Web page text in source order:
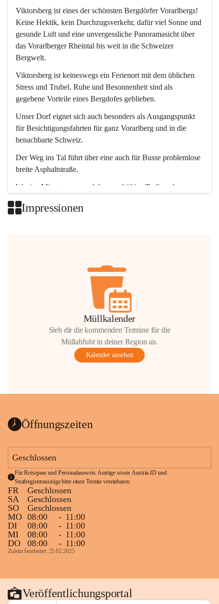
Viktorsberg ist eines der schönsten Bergdörfer Vorarlbergs!
Keine Hektik, kein Durchzugsverkehr, dafür viel Sonne und
gesunde Luft und eine unvergessliche Panoramasicht über
das Vorarlberger Rheintal bis weit in die Schweizer
Bergwelt.
Viktorsberg ist keineswegs ein Ferienort mit dem üblichen
Stress und Trubel. Ruhe und Besonnenheit sind als
gegebene Vorteile eines Bergdofes geblieben.
Unser Dorf eignet sich auch besonders als Ausgangspunkt
für Besichtigungsfahrten für ganz Vorarlberg und in die
benachbarte Schweiz.
Der Weg ins Tal führt über eine auch für Busse problemlose
breite Asphaltstraße.
Wenige Minuten nur, und das geschäftige Treiben der
Impressionen
Müllkalender
Sieh dir die kommenden Termine für die
Müllabfuhr in deiner Region an.
Kalender ansehen
Öffnungszeiten
Geschlossen
Für Reisepass und Personalausweis Anträge sowie Austria-ID und
Strafregisterauszüge bitte einen Termin vereinbaren.
FR
Geschlossen
SA
Geschlossen
SO
Geschlossen
MO 08:00 - 11:00
DI
08:00 - 11:00
MI
08:00 - 11:00
DO
08:00 - 11:00
Zuletzt bearbeitet: 25.02.2025
Veröffentlichungsportal